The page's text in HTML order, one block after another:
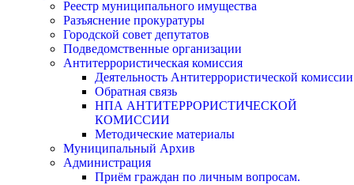
Реестр муниципального имущества
Разъяснение прокуратуры
Городской совет депутатов
Подведомственные организации
Антитеррористическая комиссия
Деятельность Антитеррористической комиссии
Обратная связь
НПА АНТИТЕРРОРИСТИЧЕСКОЙ
КОМИССИИ
Методические материалы
Муниципальный Архив
Администрация
Приём граждан по личным вопросам.